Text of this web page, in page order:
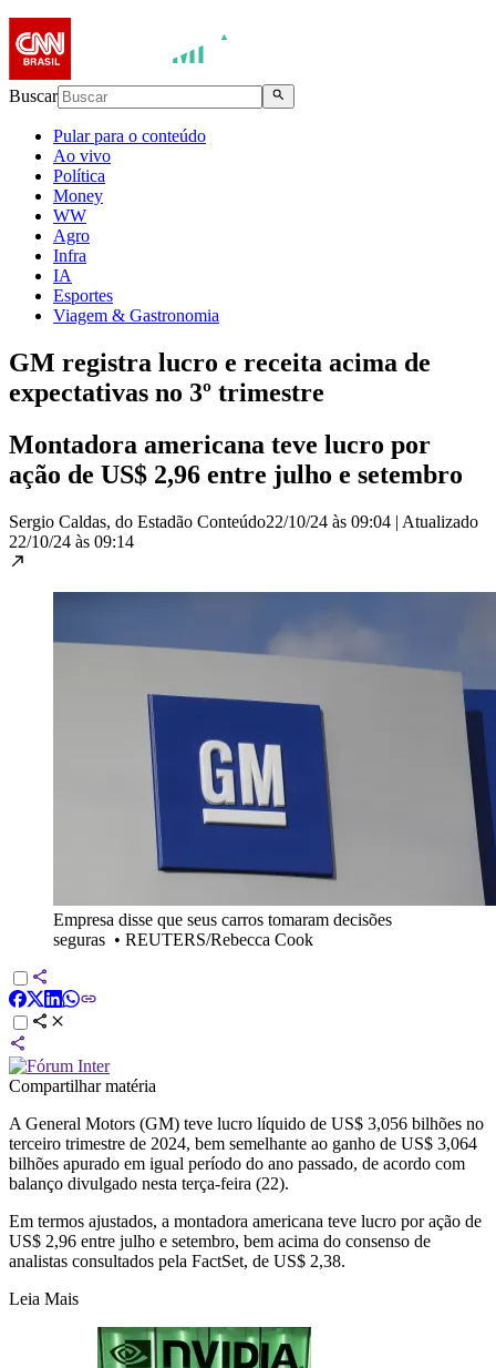
Buscar
Pular para o conteúdo
Ao vivo
Política
Money
WW
Agro
Infra
IA
Esportes
Viagem & Gastronomia
GM registra lucro e receita acima de
expectativas no 3º trimestre
Montadora americana teve lucro por
ação de US$ 2,96 entre julho e setembro
Sergio Caldas, do Estadão Conteúdo22/10/24 às 09:04 | Atualizado
22/10/24 às 09:14
Empresa disse que seus carros tomaram decisões
seguras • REUTERS/Rebecca Cook
Compartilhar matéria
A General Motors (GM) teve lucro líquido de US$ 3,056 bilhões no
terceiro trimestre de 2024, bem semelhante ao ganho de US$ 3,064
bilhões apurado em igual período do ano passado, de acordo com
balanço divulgado nesta terça-feira (22).
Em termos ajustados, a montadora americana teve lucro por ação de
US$ 2,96 entre julho e setembro, bem acima do consenso de
analistas consultados pela FactSet, de US$ 2,38.
Leia Mais